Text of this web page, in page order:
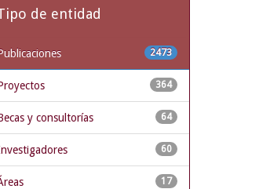
de entidad
2473
364
64
y consultorías
60
17